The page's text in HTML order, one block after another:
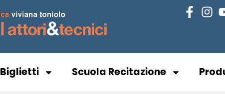
Biglietti Scuola Recitazione